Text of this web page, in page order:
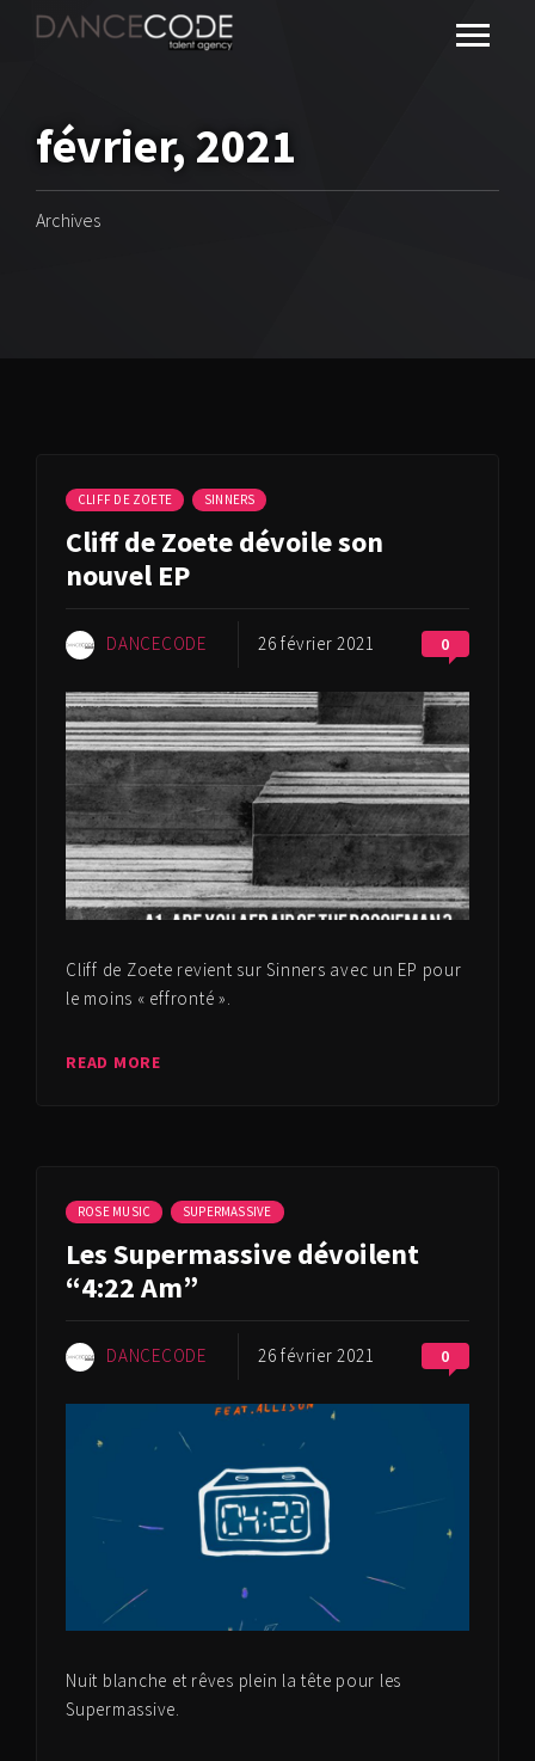
février, 2021
Archives
CLIFF DE ZOETE SINNERS
Cliff de Zoete dévoile son
nouvel EP
DANCECODE 26 février 2021 0
Cliff de Zoete revient sur Sinners avec un EP pour
le moins « effronté ».
READ MORE
ROSE MUSIC SUPERMASSIVE
Les Supermassive dévoilent
“4:22 Am”
DANCECODE 26 février 2021 0
Nuit blanche et rêves plein la tête pour les
Supermassive.